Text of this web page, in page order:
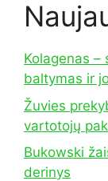
Kolagenas –
baltymas ir
Žuvies
vartotojų
Bukowski
derinys